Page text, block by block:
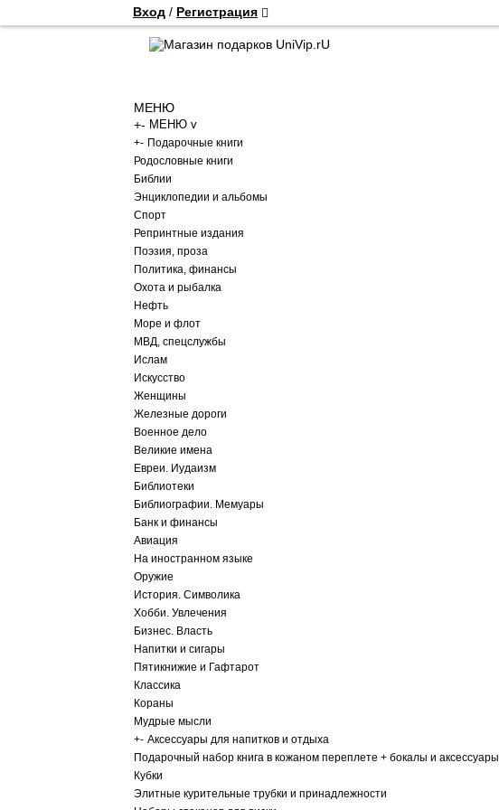
Вход / Регистрация
МЕНЮ
+- МЕНЮ v
+- Подарочные книги
Родословные книги
Библии
Энциклопедии и альбомы
Спорт
Репринтные издания
Поэзия, проза
Политика, финансы
Охота и рыбалка
Нефть
Море и флот
МВД, спецслужбы
Ислам
Искусство
Женщины
Железные дороги
Военное дело
Великие имена
Евреи. Иудаизм
Библиотеки
Библиографии. Мемуары
Банк и финансы
Авиация
На иностранном языке
Оружие
История. Символика
Хобби. Увлечения
Бизнес. Власть
Напитки и сигары
Пятикнижие и Гафтарот
Классика
Кораны
Мудрые мысли
+- Аксессуары для напитков и отдыха
Подарочный набор книга в кожаном переплете + бокалы и аксессуары
Кубки
Элитные курительные трубки и принадлежности